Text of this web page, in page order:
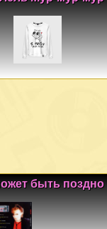
быть поздно